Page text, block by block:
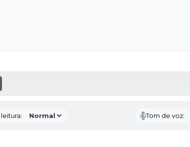
MÍDIAS
Tom de voz: